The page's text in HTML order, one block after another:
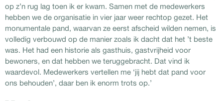
op z’n rug lag toen ik er kwam. Samen met de medewerkers
hebben we de organisatie in vier jaar weer rechtop gezet. Het
monumentale pand, waarvan ze eerst afscheid wilden nemen, is
volledig verbouwd op de manier zoals ik dacht dat het ’t beste
was. Het had een historie als gasthuis, gastvrijheid voor
bewoners, en dat hebben we teruggebracht. Dat vind ik
waardevol. Medewerkers vertellen me ‘jij hebt dat pand voor
ons behouden’, daar ben ik enorm trots op.’